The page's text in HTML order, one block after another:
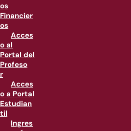
os
Financier
os
Acces
o al
Portal del
Profeso
r
Acces
o a Portal
Estudian
til
Ingres